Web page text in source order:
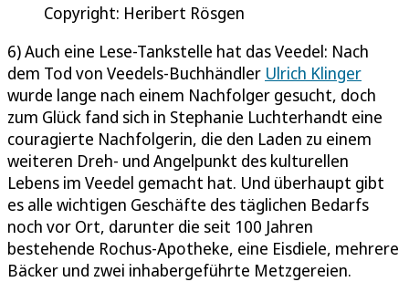
Copyright: Heribert Rösgen
6) Auch eine Lese-Tankstelle hat das Veedel: Nach
dem Tod von Veedels-Buchhändler Ulrich Klinger
wurde lange nach einem Nachfolger gesucht, doch
zum Glück fand sich in Stephanie Luchterhandt eine
couragierte Nachfolgerin, die den Laden zu einem
weiteren Dreh- und Angelpunkt des kulturellen
Lebens im Veedel gemacht hat. Und überhaupt gibt
es alle wichtigen Geschäfte des täglichen Bedarfs
noch vor Ort, darunter die seit 100 Jahren
bestehende Rochus-Apotheke, eine Eisdiele, mehrere
Bäcker und zwei inhabergeführte Metzgereien.